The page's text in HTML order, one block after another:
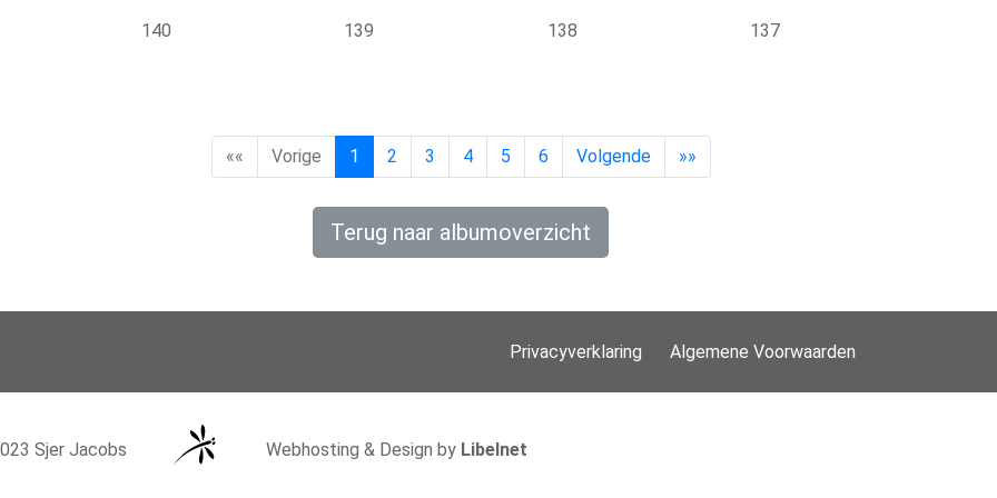
140 139 138 137
«« Vorige 1 2 3 4 5 6 Volgende »»
Terug naar albumoverzicht
Privacyverklaring Algemene Voorwaarden
Sjer Jacobs Webhosting & Design by Libelnet